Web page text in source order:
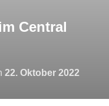
Central
Veröffentlicht
22. Oktober 2022